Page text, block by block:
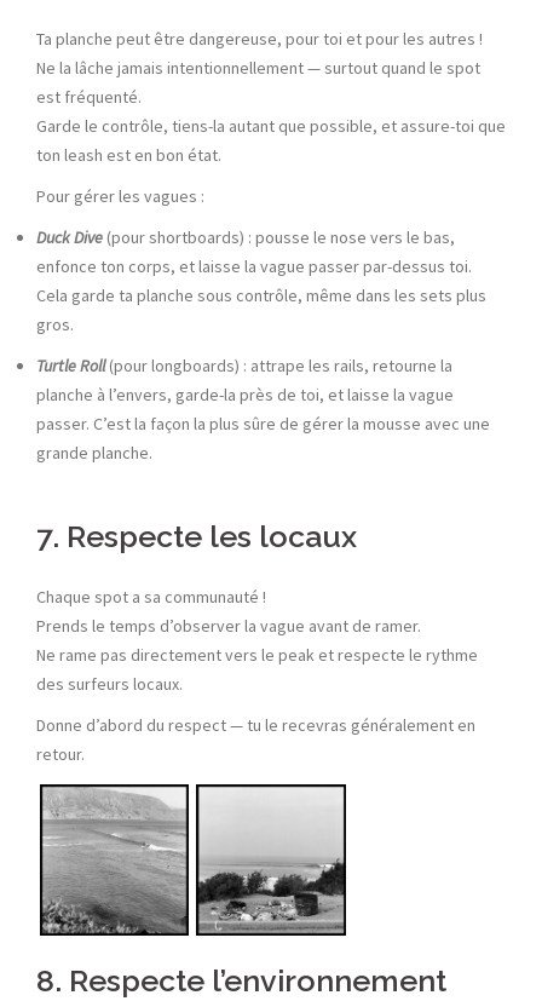
Ta planche peut être dangereuse, pour toi et pour les autres !
Ne la lâche jamais intentionnellement — surtout quand le spot
est fréquenté.
Garde le contrôle, tiens-la autant que possible, et assure-toi que
ton leash est en bon état.
Pour gérer les vagues :
Duck Dive (pour shortboards) : pousse le nose vers le bas,
enfonce ton corps, et laisse la vague passer par-dessus toi.
Cela garde ta planche sous contrôle, même dans les sets plus
gros.
Turtle Roll(pour longboards) : attrape les rails, retourne la
planche à l’envers, garde-la près de toi, et laisse la vague
passer. C’est la façon la plus sûre de gérer la mousse avec une
grande planche.
7. Respecte les locaux
Chaque spot a sa communauté !
Prends le temps d’observer la vague avant de ramer.
Ne rame pas directement vers le peak et respecte le rythme
des surfeurs locaux.
Donne d’abord du respect — tu le recevras généralement en
retour.
8. Respecte l’environnement